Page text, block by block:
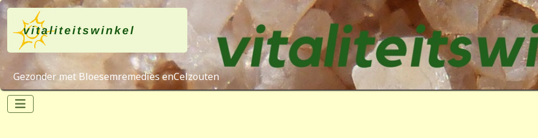
Gezonder met Bloesemremedies enCelzouten